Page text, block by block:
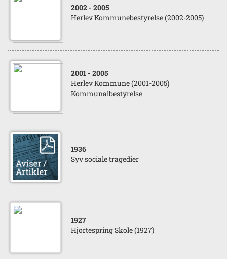
2002 - 2005
Herlev Kommunebestyrelse (2002-2005)
2001 - 2005
Herlev Kommune (2001-2005)
Kommunalbestyrelse
1936
Syv sociale tragedier
1927
Hjortespring Skole (1927)